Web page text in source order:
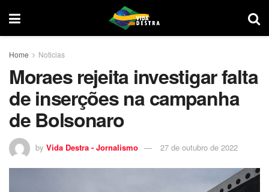
Home Noticias
Moraes rejeita investigar falta
de inserções na campanha
de Bolsonaro
by Vida Destra - Jornalismo 27 de outubro de 2022